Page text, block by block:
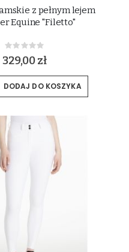
z pełnym lejem
Equine "Filetto"
Rating:
0%
329,00 zł
DODAJ DO KOSZYKA